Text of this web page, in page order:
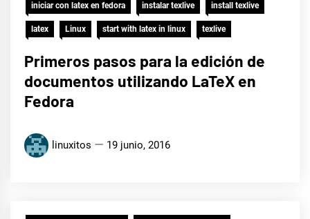
iniciar con latex en fedora instalar texlive install texlive
latex Linux start with latex in linux texlive
Primeros pasos para la edición de
documentos utilizando LaTeX en
Fedora
linuxitos 19 junio, 2016